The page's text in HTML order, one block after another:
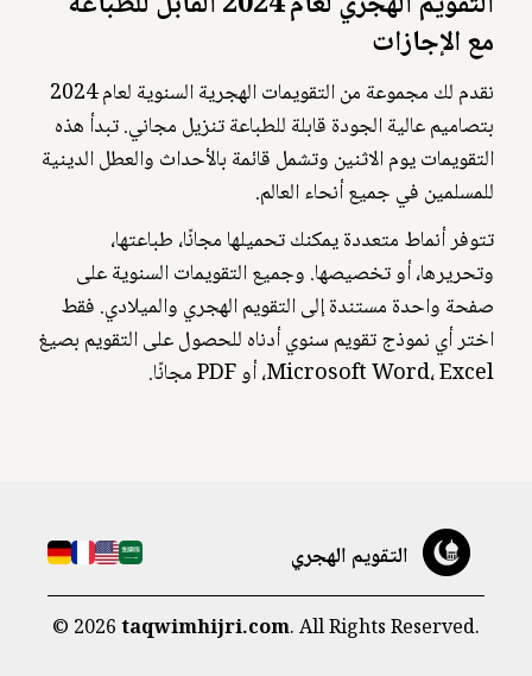
مع الإجازات
نقدم لك مجموعة من التقويمات الهجرية السنوية لعام 2024
بتصاميم عالية الجودة قابلة للطباعة تنزيل مجاني. تبدأ هذه
التقويمات يوم الاثنين وتشمل قائمة بالأحداث والعطل الدينية
للمسلمين في جميع أنحاء العالم.
تتوفر أنماط متعددة يمكنك تحميلها مجانًا، طباعتها،
وتحريرها، أو تخصيصها. وجميع التقويمات السنوية على
صفحة واحدة مستندة إلى التقويم الهجري والميلادي. فقط
اختر أي نموذج تقويم سنوي أدناه للحصول على التقويم بصيغ
Microsoft Word، Excel، أو PDF مجانًا.
التقويم الهجري
© 2026taqwimhijri.com. All Rights Reserved.